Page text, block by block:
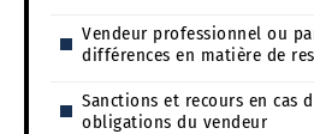
Vendeur professionnel ou
différences en matière de
Sanctions et recours en cas
obligations du vendeur